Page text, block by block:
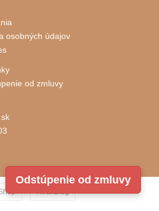
Odstúpenie od zmluvy
osobných údajov
od zmluvy
HiraxBlog